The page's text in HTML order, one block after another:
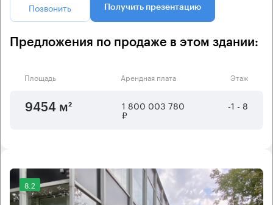
Позвонить Получить презентацию
Предложения по продаже в этом здании:
Площадь Арендная плата Этаж
9454 м² 1 800 003 780
₽
-1 - 8
8.2